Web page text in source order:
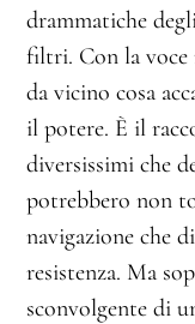
drammatiche
filtri. Con la voce
da vicino cosa
il potere. È il
diversissimi che
potrebbero non
navigazione che
resistenza. Ma
sconvolgente di